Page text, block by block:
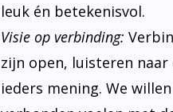
leuk én betekenisvol.
Visie op verbinding:
zijn open, luisteren
ieders mening. We